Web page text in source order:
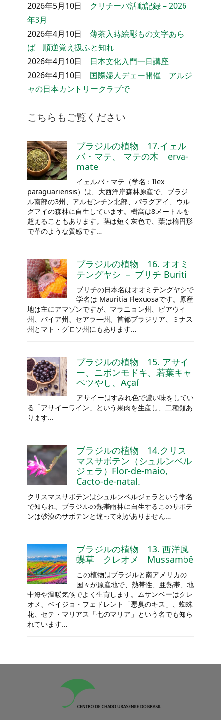
2026年5月10日 クリチーバ活動記録 – 2026
年3月
2026年4月10日 薄茶入蒔絵彫もの文字あら
ば 順逆覚え扱ふと知れ
2026年4月10日 日本文化入門一日講座
2026年4月10日 国際婦人デェー開催 アルジ
ャの日本カントリークラブで
こちらもご覧ください
ブラジルの植物 17.イェル
バ・マテ、 マテの木 erva-
mate
イェルバ・マテ（学名：Ilex
paraguariensis）は、大西洋岸森林原産で、ブラジ
ル南部の3州、アルゼンチン北部、パラグアイ、ウル
グアイの森林に自生しています。樹高は8メートルを
超えることもあります。茎は短く灰色で、葉は楕円形
で革のような質感です…
ブラジルの植物 16. オオミ
テングヤシ － ブリチ Buriti
ブリチの日本名はオオミテングヤシで
学名は Mauritia Flexuosaです。原産
地は主にアマゾンですが、マラニョン州、ピアウイ
州、バイア州、セアラ―州、首都ブラジリア、ミナス
州とマト・グロソ州にもあります…
ブラジルの植物 15. アサイ
ー、ニボンモドキ、若葉キャ
ペツやし、Açaí
アサイーはすみれ色で濃い味をしてい
る「アサイーワイン」という果肉を生産し、二種類あ
ります…
ブラジルの植物 14.クリス
マスサボテン（シュルンベル
ジェラ）Flor-de-maio,
Cacto-de-natal.
クリスマスサボテンはシュルンベルジェラという学名
で知られ、ブラジルの熱帯雨林に自生するこのサボテ
ンは砂漠のサボテンと違って刺がありません…
ブラジルの植物 13. 西洋風
蝶草 クレオメ Mussambê
この植物はブラジルと南アメリカの
国々が原産地で、熱帯性、亜熱帯、地
中海や温暖気候でよく生育します。ムサンベーはクレ
オメ、ベイジョ・フェドレント「悪臭のキス」、蜘蛛
花、セテ・マリアス「七のマリア」という名でも知ら
れています…